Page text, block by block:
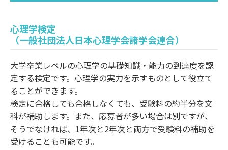
心理学検定
（一般社団法人日本心理学会諸学会連合）
大学卒業レベルの心理学の基礎知識・能力の到達度を認
定する検定です。心理学の実力を示すものとして役立て
ることができます。
検定に合格しても合格しなくても、受験料の約半分を文
科が補助します。また、応募者が多い場合は別ですが、
そうでなければ、1年次と2年次と両方で受験料の補助を
受けることも可能です。